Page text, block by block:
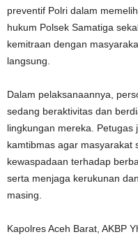
preventif Polri dalam
hukum Polsek Samatiga
kemitraan dengan
langsung.
Dalam pelaksanaannya,
sedang beraktivitas dan
lingkungan mereka.
kamtibmas agar masyarakat
kewaspadaan terhadap
serta menjaga kerukunan
masing.
Kapolres Aceh Barat, AKBP